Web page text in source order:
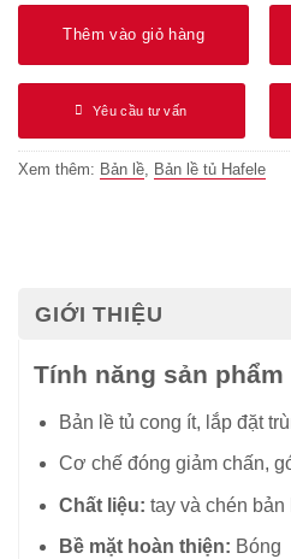
Thêm vào giỏ hàng
Yêu cầu tư vấn
Xem thêm: Bản lề, Bản lề tủ Hafele
GIỚI THIỆU
Tính năng sản phẩm
Bản lề tủ cong ít, lắp đặt
Cơ chế đóng giảm chấn,
Chất liệu: tay và chén bản
Bề mặt hoàn thiện: Bóng